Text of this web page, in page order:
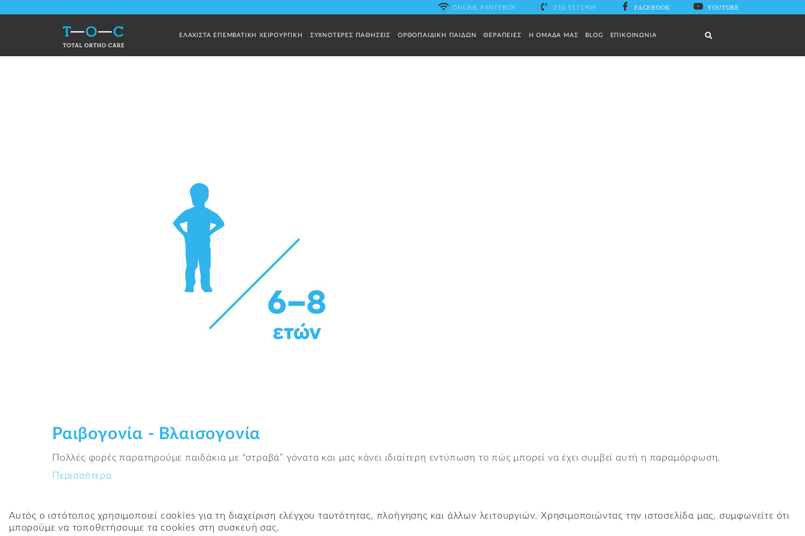
ONLINE ΡΑΝΤΕΒΟΥ 210 5571909 FACEBOOK YOUTUBE
ΕΛΑΧΙΣΤΑ ΕΠΕΜΒΑΤΙΚΗ ΧΕΙΡΟΥΡΓΙΚΗ ΣΥΧΝΟΤΕΡΕΣ ΠΑΘΗΣΕΙΣ ΟΡΘΟΠΑΙΔΙΚΗ ΠΑΙΔΩΝ ΘΕΡΑΠΕΙΕΣ Η ΟΜΑΔΑ ΜΑΣ BLOG ΕΠΙΚΟΙΝΩΝΙΑ
Ραιβογονία - Βλαισογονία
Πολλές φορές παρατηρούμε παιδάκια με “στραβά” γόνατα και μας κάνει ιδιαίτερη εντύπωση το πώς μπορεί να έχει συμβεί αυτή η παραμόρφωση.
Περισσότερα
Βρίσκεστε εδώ: Κεντρική βλαισογονία - Τotal Οrtho Care
Αυτός ο ιστότοπος χρησιμοποιεί cookies για τη διαχείριση ελέγχου ταυτότητας, πλοήγησης και άλλων λειτουργιών. Χρησιμοποιώντας την ιστοσελίδα μας, συμφωνείτε ότι
μπορούμε να τοποθετήσουμε τα cookies στη συσκευή σας.